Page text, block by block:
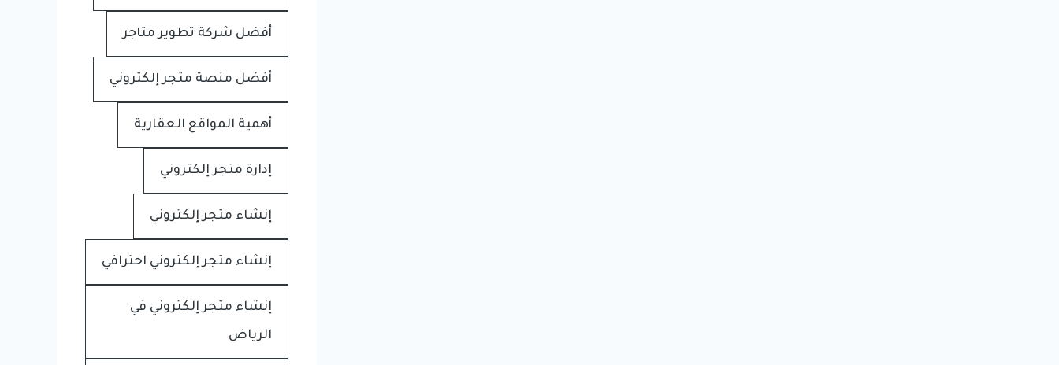
أفضل شركة تطوير متاجر
أفضل منصة متجر إلكتروني
أهمية المواقع العقارية
إدارة متجر إلكتروني
إنشاء متجر إلكتروني
إنشاء متجر إلكتروني احترافي
إنشاء متجر إلكتروني في
الرياض